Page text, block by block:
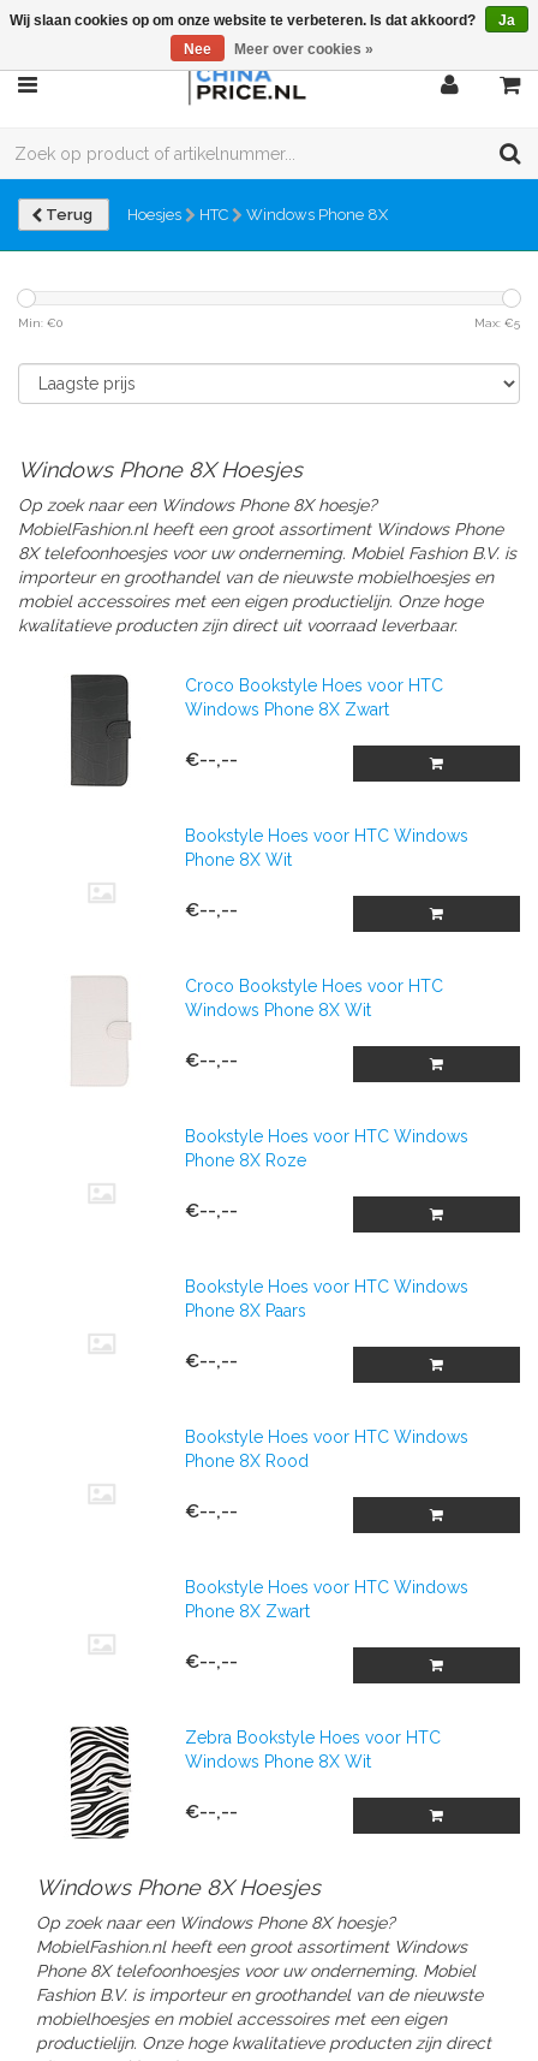
Terug Hoesjes HTC Windows Phone 8X
Min: €0 Max: €5
Windows Phone 8X Hoesjes
Op zoek naar een Windows Phone 8X hoesje?
MobielFashion.nl heeft een groot assortiment Windows Phone
8X telefoonhoesjes voor uw onderneming. Mobiel Fashion B.V. is
importeur en groothandel van de nieuwste mobielhoesjes en
mobiel accessoires met een eigen productielijn. Onze hoge
kwalitatieve producten zijn direct uit voorraad leverbaar.
Croco Bookstyle Hoes voor HTC
Windows Phone 8X Zwart
€--,--
Bookstyle Hoes voor HTC Windows
Phone 8X Wit
€--,--
Croco Bookstyle Hoes voor HTC
Windows Phone 8X Wit
€--,--
Bookstyle Hoes voor HTC Windows
Phone 8X Roze
€--,--
Bookstyle Hoes voor HTC Windows
Phone 8X Paars
€--,--
Bookstyle Hoes voor HTC Windows
Phone 8X Rood
€--,--
Bookstyle Hoes voor HTC Windows
Phone 8X Zwart
€--,--
Zebra Bookstyle Hoes voor HTC
Windows Phone 8X Wit
€--,--
Windows Phone 8X Hoesjes
Op zoek naar een Windows Phone 8X hoesje?
MobielFashion.nl heeft een groot assortiment Windows
Phone 8X telefoonhoesjes voor uw onderneming. Mobiel
Fashion B.V. is importeur en groothandel van de nieuwste
mobielhoesjes en mobiel accessoires met een eigen
productielijn. Onze hoge kwalitatieve producten zijn direct
Wij slaan cookies op om onze website te verbeteren. Is dat akkoord?
Ja
Nee
Meer over cookies »